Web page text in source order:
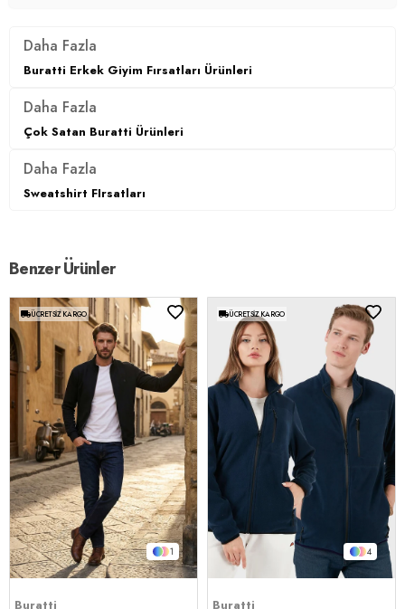
Daha Fazla
Buratti Erkek Giyim Fırsatları Ürünleri
Daha Fazla
Çok Satan Buratti Ürünleri
Daha Fazla
Sweatshirt FIrsatları
Benzer Ürünler
1
ÜCRETSIZ KARGO
Buratti
4
ÜCRETSIZ KARGO
Buratti